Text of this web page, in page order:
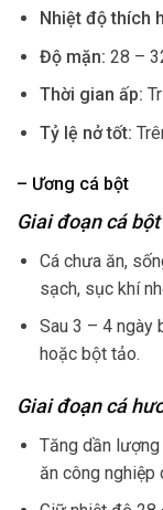
Nhiệt độ thích
Độ mặn: 28 –
Thời gian ấp:
Tỷ lệ nở tốt:
– Ương cá bột
Giai đoạn cá
Cá chưa ăn,
sạch, sục khí
Sau 3 – 4 ngày
hoặc bột tảo.
Giai đoạn cá
Tăng dần
ăn công nghiệp